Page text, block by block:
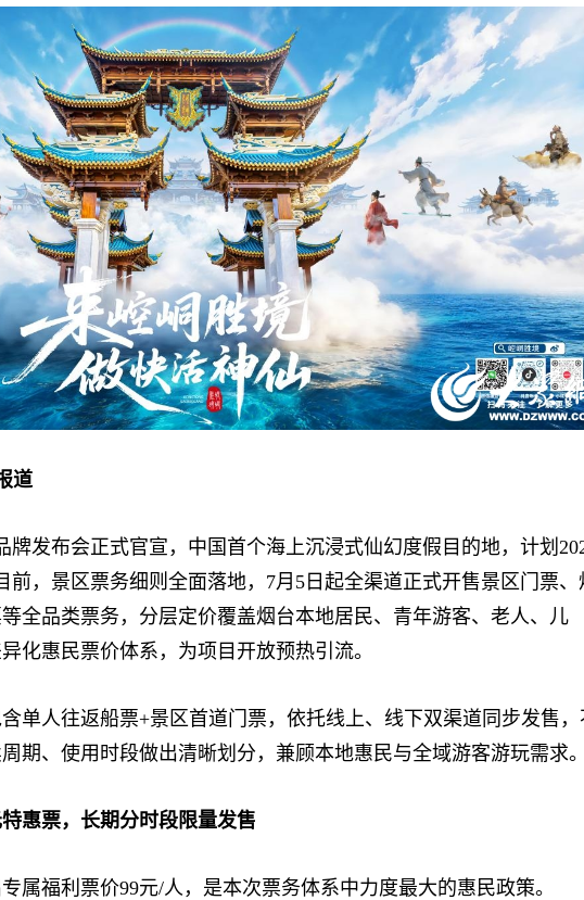
道
发布会正式官宣，中国首个海上沉浸式仙幻度假目的地，计划
前，景区票务细则全面落地，7月5日起全渠道正式开售景区门票、
全品类票务，分层定价覆盖烟台本地居民、青年游客、老人、儿
化惠民票价体系，为项目开放预热引流。
人往返船票+景区首道门票，依托线上、线下双渠道同步发售，
期、使用时段做出清晰划分，兼顾本地惠民与全域游客游玩需求。
惠票，长期分时段限量发售
福利票价99元/人，是本次票务体系中力度最大的惠民政策。